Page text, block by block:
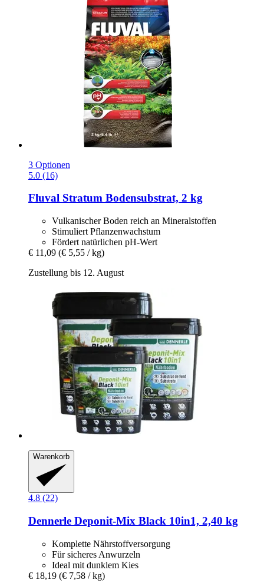
3 Optionen
5.0 (16)
Fluval Stratum Bodensubstrat, 2 kg
Vulkanischer Boden reich an Mineralstoffen
Stimuliert Pflanzenwachstum
Fördert natürlichen pH-Wert
€ 11,09 (€ 5,55 / kg)
Zustellung bis 12. August
Warenkorb
4.8 (22)
Dennerle Deponit-​Mix Black 10in1, 2,40 kg
Komplette Nährstoffversorgung
Für sicheres Anwurzeln
Ideal mit dunklem Kies
€ 18,19 (€ 7,58 / kg)